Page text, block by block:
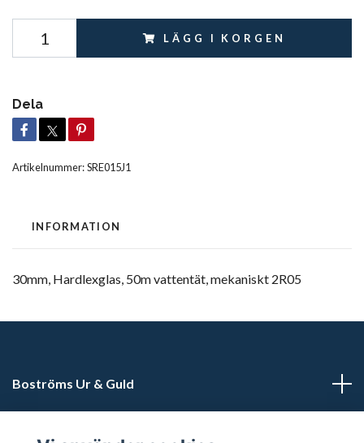
LÄGG I KORGEN
Dela
Artikelnummer:SRE015J1
INFORMATION
30mm, Hardlexglas, 50m vattentät, mekaniskt 2R05
Boströms Ur & Guld